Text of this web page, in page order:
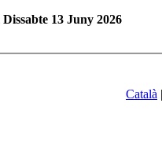
Dissabte 13 Juny 2026
Català